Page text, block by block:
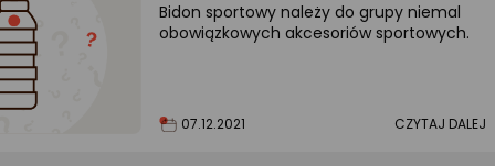
Bidon sportowy należy do grupy niemal
obowiązkowych akcesoriów sportowych.
07.12.2021 CZYTAJ DALEJ